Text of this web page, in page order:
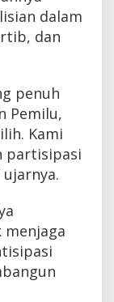
dalam
dan
penuh
Pemilu,
Kami
partisipasi